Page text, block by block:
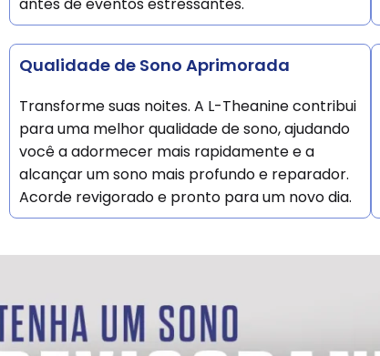
antes de eventos estressantes.
Qualidade de Sono Aprimorada
Transforme suas noites. A L-Theanine contribui
para uma melhor qualidade de sono, ajudando
você a adormecer mais rapidamente e a
alcançar um sono mais profundo e reparador.
Acorde revigorado e pronto para um novo dia.